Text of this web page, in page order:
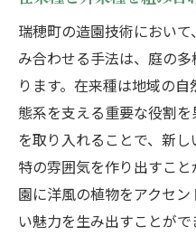
瑞穂町の造園技術におい
み合わせる手法は、庭の
ります。在来種は地域の
態系を支える重要な役割
を取り入れることで、新
特の雰囲気を作り出すこ
園に洋風の植物をアクセ
い魅力を生み出すことが